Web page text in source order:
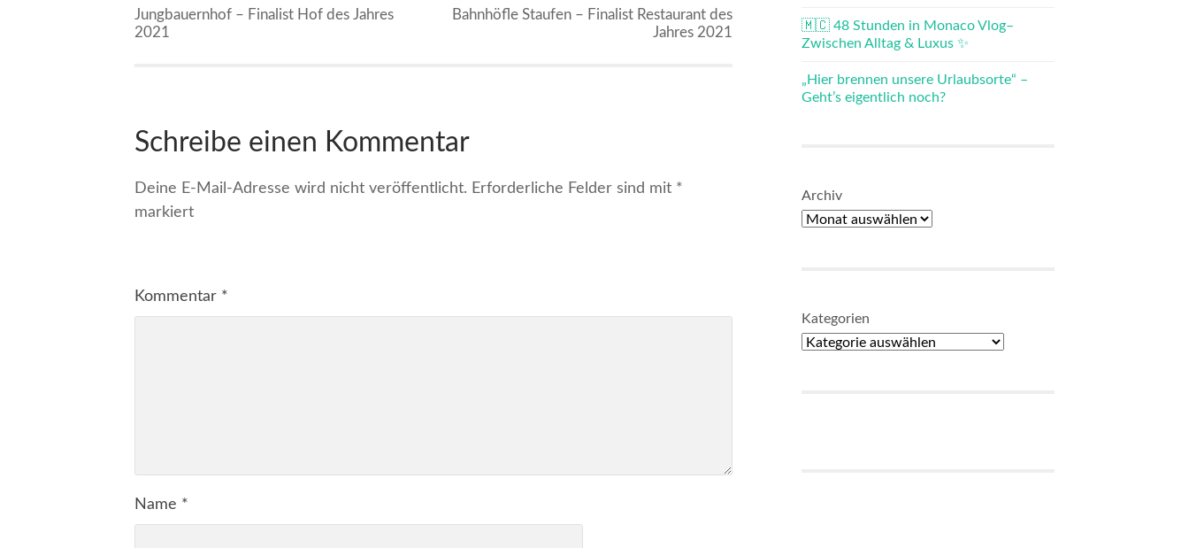
Jungbauernhof – Finalist Hof des Jahres
2021
Bahnhöfle Staufen – Finalist Restaurant des
Jahres 2021
Schreibe einen Kommentar
Deine E-Mail-Adresse wird nicht veröffentlicht. Erforderliche Felder sind mit *
markiert
Kommentar *
Name *
🇲🇨 48 Stunden in Monaco Vlog–
Zwischen Alltag & Luxus ✨
„Hier brennen unsere Urlaubsorte“ –
Geht’s eigentlich noch?
Archiv
Kategorien